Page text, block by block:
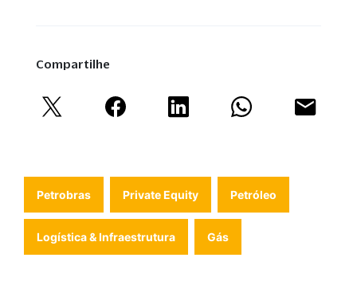
Compartilhe
Petrobras Private Equity Petróleo
Logística & Infraestrutura Gás